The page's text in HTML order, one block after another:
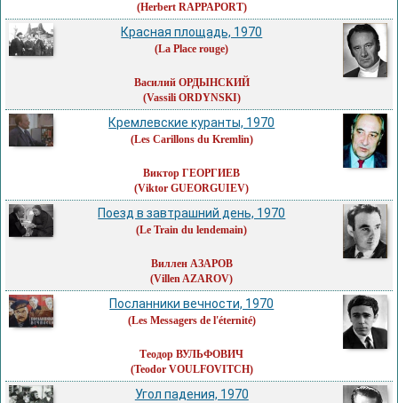
(Herbert RAPPAPORT)
Красная площадь, 1970
(La Place rouge)
Василий ОРДЫНСКИЙ
(Vassili ORDYNSKI)
Кремлевские куранты, 1970
(Les Carillons du Kremlin)
Виктор ГЕОРГИЕВ
(Viktor GUEORGUIEV)
Поезд в завтрашний день, 1970
(Le Train du lendemain)
Виллен АЗАРОВ
(Villen AZAROV)
Посланники вечности, 1970
(Les Messagers de l'éternité)
Теодор ВУЛЬФОВИЧ
(Teodor VOULFOVITCH)
Угол падения, 1970